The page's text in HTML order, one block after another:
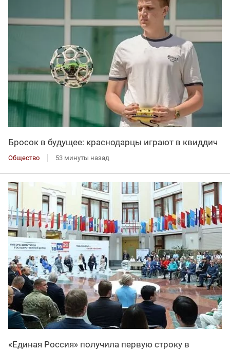
Бросок в будущее: краснодарцы играют в квиддич
Общество 53 минуты назад
«Единая Россия» получила первую строку в